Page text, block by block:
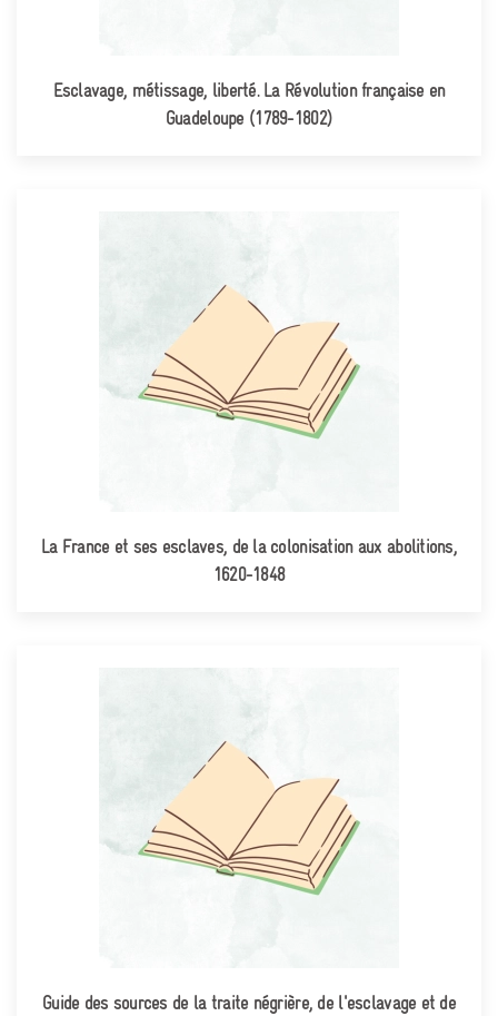
Esclavage, métissage, liberté. La Révolution française en
Guadeloupe (1789-1802)
La France et ses esclaves, de la colonisation aux abolitions,
1620-1848
Guide des sources de la traite négrière, de l'esclavage et de